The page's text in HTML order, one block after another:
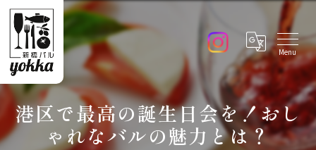
港区で最高の誕生日会を！おし
ゃれなバルの魅力とは？